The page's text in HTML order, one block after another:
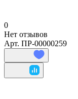
0
Нет отзывов
Арт. ПР-00000259